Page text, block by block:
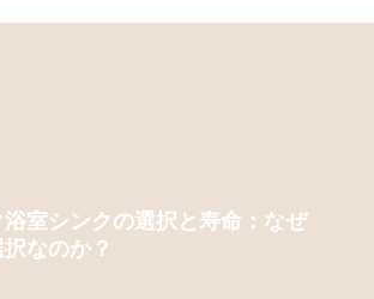
室シンクの選択と寿命：なぜ
なのか？